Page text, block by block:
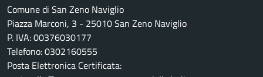
Comune di San Zeno Naviglio
Piazza Marconi, 3 - 25010 San Zeno Naviglio
P. IVA: 00376030177
Telefono: 0302160555
Posta Elettronica Certificata: